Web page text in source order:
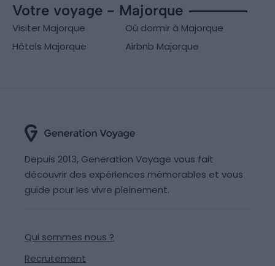
Votre voyage - Majorque
Visiter Majorque
Où dormir à Majorque
Hôtels Majorque
Airbnb Majorque
Depuis 2013, Generation Voyage vous fait
découvrir des expériences mémorables et vous
guide pour les vivre pleinement.
Qui sommes nous ?
Recrutement